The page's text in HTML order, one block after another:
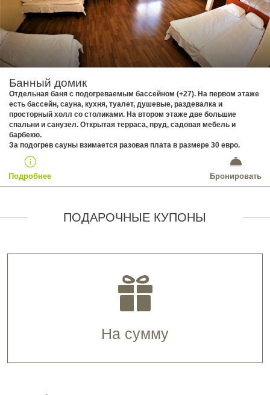
Банный домик
Отдельная баня с подогреваемым бассейном (+27). На первом этаже
есть бассейн, сауна, кухня, туалет, душевые, раздевалка и
просторный холл со столиками. На втором этаже две большие
спальни и санузел. Открытая терраса, пруд, садовая мебель и
барбекю.
​За подогрев сауны взимается разовая плата в размере 30 евро.
Подробнее Бронировать
ПОДАРОЧНЫЕ КУПОНЫ
На сумму